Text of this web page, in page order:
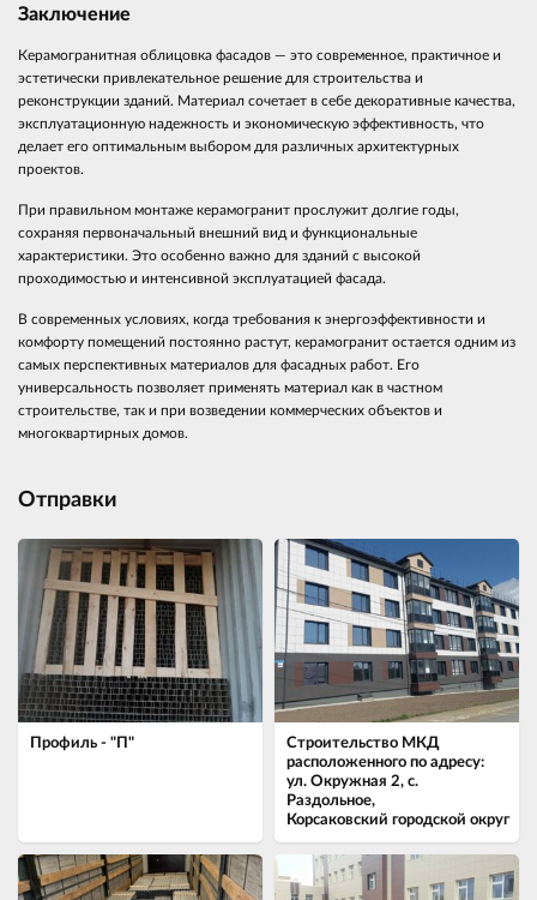
Заключение
Керамогранитная облицовка фасадов — это современное, практичное и
эстетически привлекательное решение для строительства и
реконструкции зданий. Материал сочетает в себе декоративные качества,
эксплуатационную надежность и экономическую эффективность, что
делает его оптимальным выбором для различных архитектурных
проектов.
При правильном монтаже керамогранит прослужит долгие годы,
сохраняя первоначальный внешний вид и функциональные
характеристики. Это особенно важно для зданий с высокой
проходимостью и интенсивной эксплуатацией фасада.
В современных условиях, когда требования к энергоэффективности и
комфорту помещений постоянно растут, керамогранит остается одним из
самых перспективных материалов для фасадных работ. Его
универсальность позволяет применять материал как в частном
строительстве, так и при возведении коммерческих объектов и
многоквартирных домов.
Отправки
Профиль - "П"
Строительство МКД
расположенного по адресу:
ул. Окружная 2, с.
Раздольное,
Корсаковский городской округ